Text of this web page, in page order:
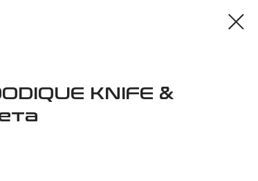
KNIFE &